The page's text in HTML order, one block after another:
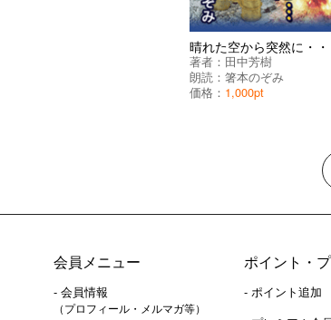
晴れた空から突然に・・
著者： 田中芳樹
朗読： 箸本のぞみ
価格： 1,000pt
会員メニュー
- 会員情報
（プロフィール・メルマガ等）
ポイント・
- ポイント追加